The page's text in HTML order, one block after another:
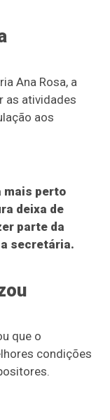
Ana Rosa, a
as atividades
aos
mais perto
deixa de
parte da
secretária.
que o
condições